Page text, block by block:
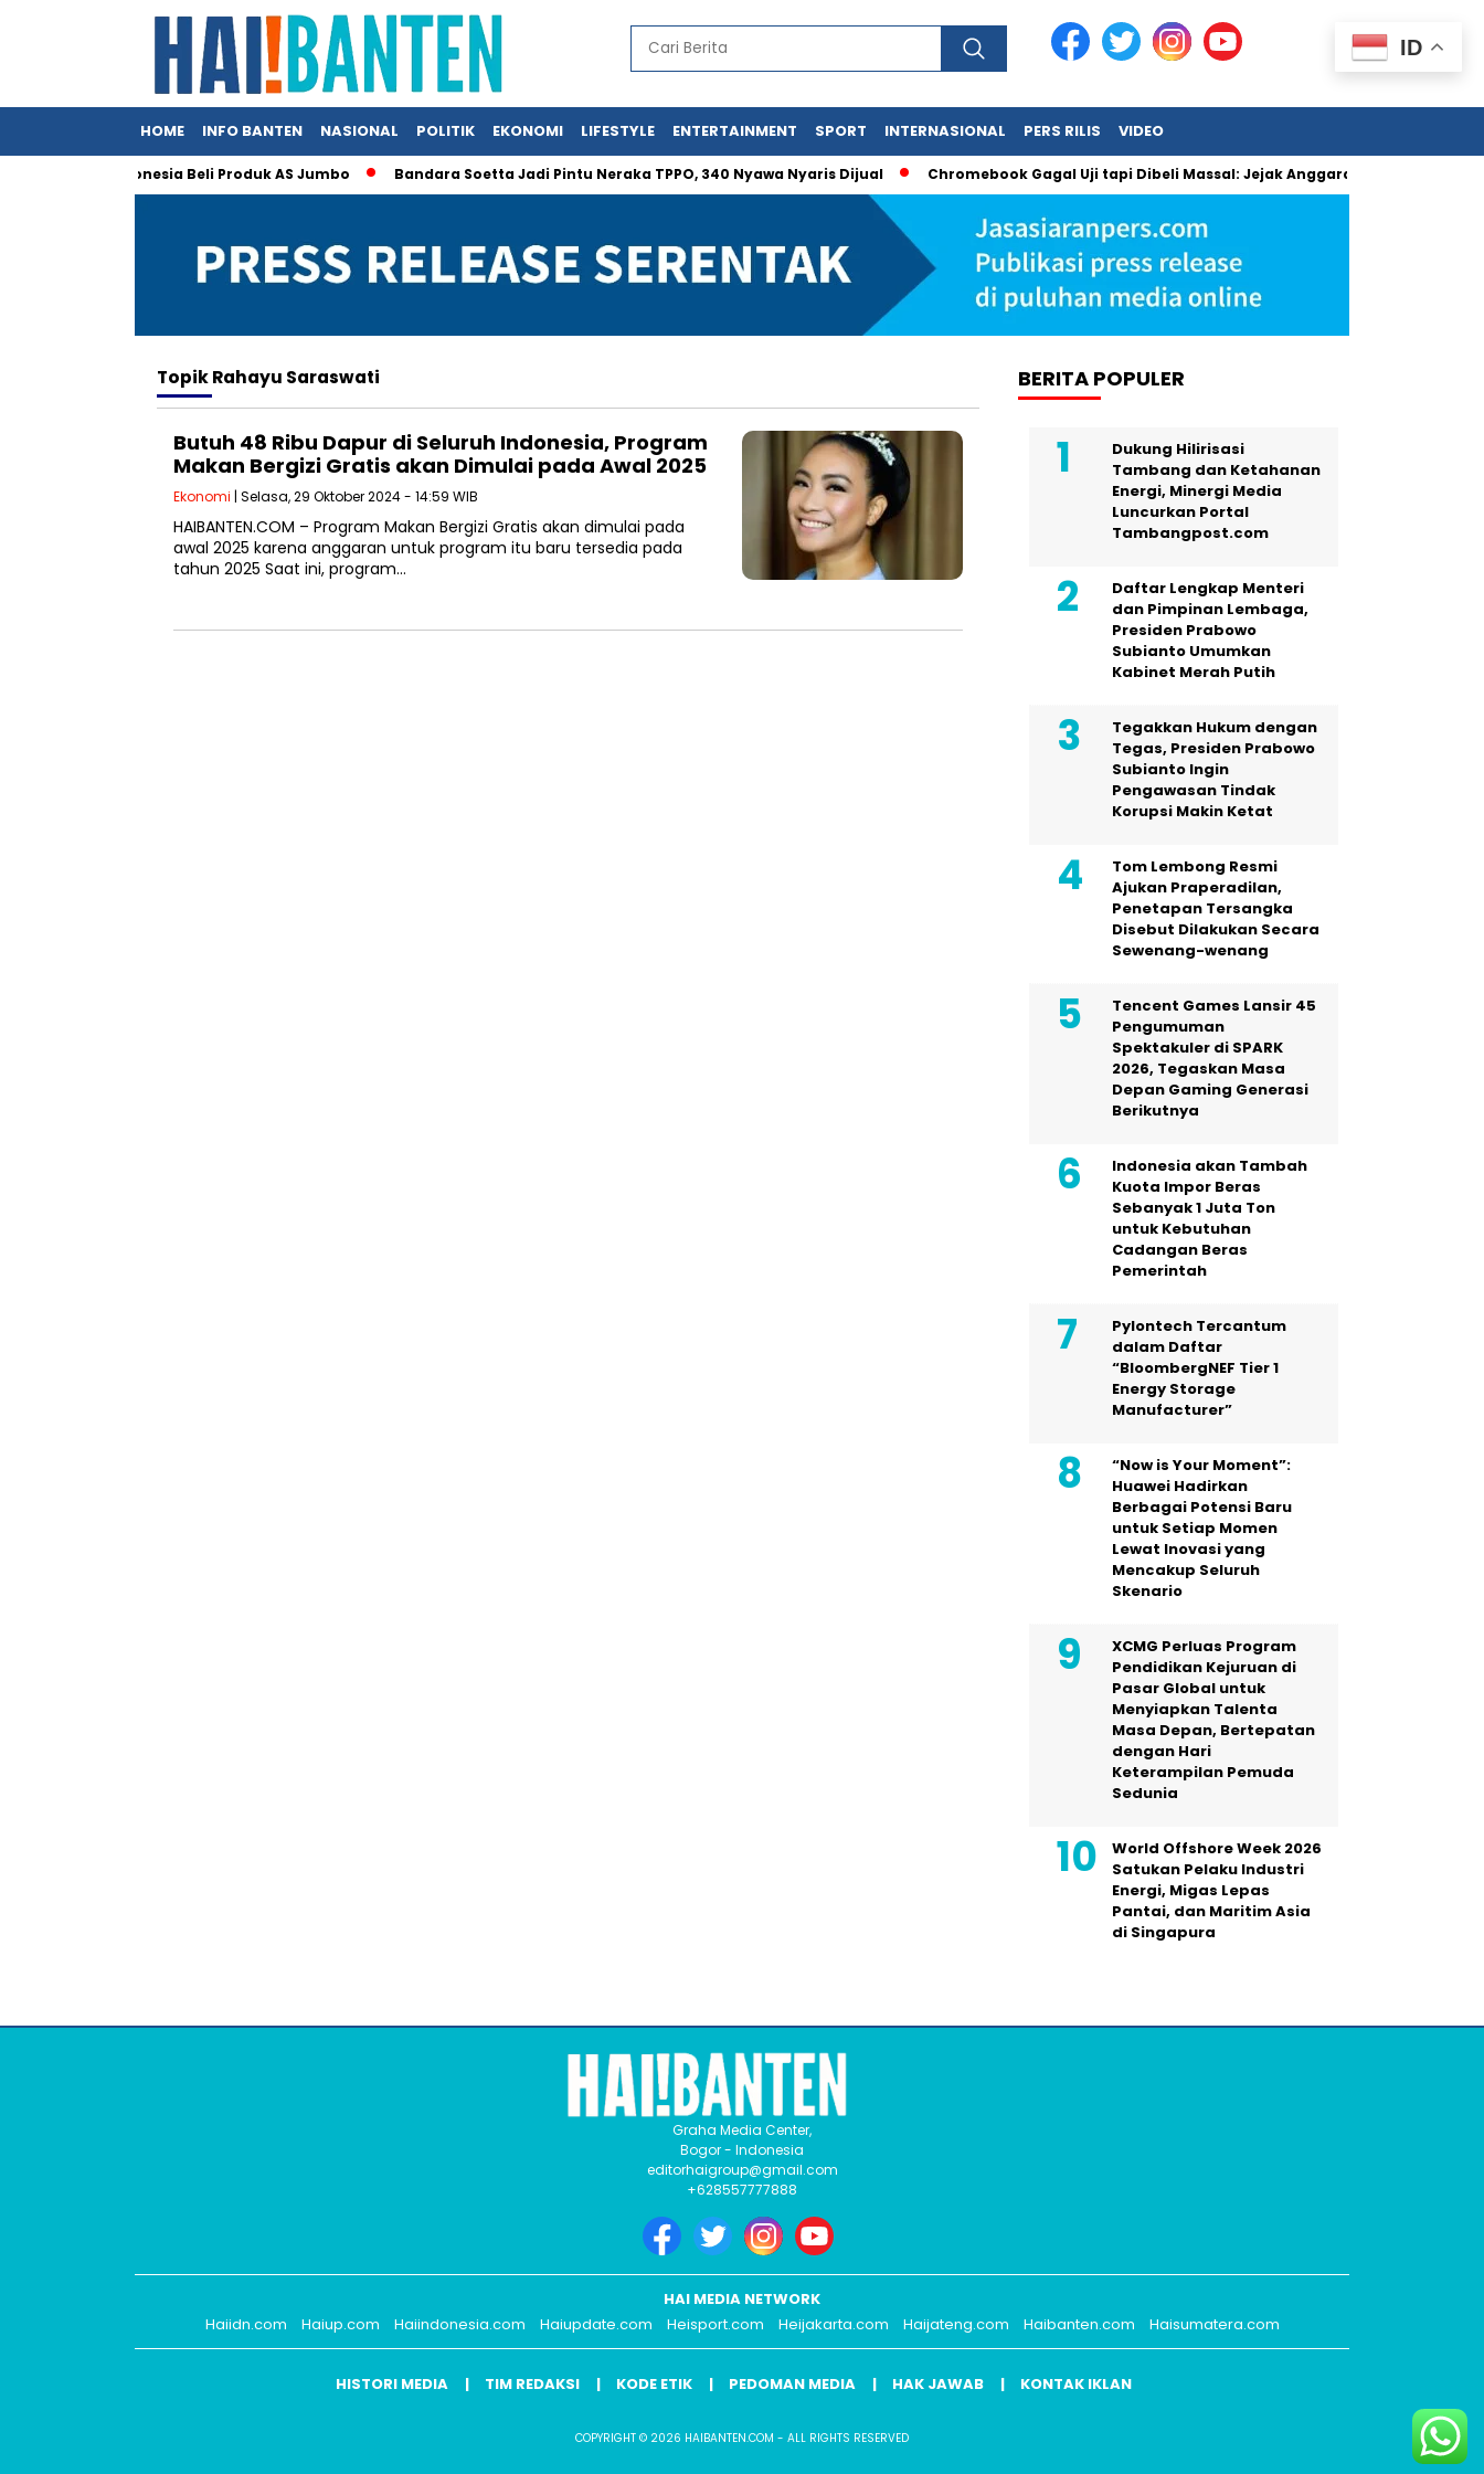
HOME INFO BANTEN NASIONAL POLITIK EKONOMI LIFESTYLE ENTERTAINMENT SPORT INTERNASIONAL PERS RILIS VIDEO
Klaim Indonesia Beli Produk AS Jumbo Bandara Soetta Jadi Pintu Neraka TPPO, 340 Nyawa Nyaris Dijual Chromebook Gagal Uji tapi Dibeli Massal: Jejak Anggaran Jumbo dan
TopikRahayu Saraswati
Butuh 48 Ribu Dapur di Seluruh Indonesia, Program
Makan Bergizi Gratis akan Dimulai pada Awal 2025
Ekonomi | Selasa, 29 Oktober 2024 - 14:59 WIB
HAIBANTEN.COM – Program Makan Bergizi Gratis akan dimulai pada
awal 2025 karena anggaran untuk program itu baru tersedia pada
tahun 2025 Saat ini, program…
BERITA POPULER
Dukung Hilirisasi
Tambang dan Ketahanan
Energi, Minergi Media
Luncurkan Portal
Tambangpost.com
Daftar Lengkap Menteri
dan Pimpinan Lembaga,
Presiden Prabowo
Subianto Umumkan
Kabinet Merah Putih
Tegakkan Hukum dengan
Tegas, Presiden Prabowo
Subianto Ingin
Pengawasan Tindak
Korupsi Makin Ketat
Tom Lembong Resmi
Ajukan Praperadilan,
Penetapan Tersangka
Disebut Dilakukan Secara
Sewenang-wenang
Tencent Games Lansir 45
Pengumuman
Spektakuler di SPARK
2026, Tegaskan Masa
Depan Gaming Generasi
Berikutnya
Indonesia akan Tambah
Kuota Impor Beras
Sebanyak 1 Juta Ton
untuk Kebutuhan
Cadangan Beras
Pemerintah
Pylontech Tercantum
dalam Daftar
“BloombergNEF Tier 1
Energy Storage
Manufacturer”
“Now is Your Moment”:
Huawei Hadirkan
Berbagai Potensi Baru
untuk Setiap Momen
Lewat Inovasi yang
Mencakup Seluruh
Skenario
XCMG Perluas Program
Pendidikan Kejuruan di
Pasar Global untuk
Menyiapkan Talenta
Masa Depan, Bertepatan
dengan Hari
Keterampilan Pemuda
Sedunia
World Offshore Week 2026
Satukan Pelaku Industri
Energi, Migas Lepas
Pantai, dan Maritim Asia
di Singapura
ID
Graha Media Center,
Bogor - Indonesia
editorhaigroup@gmail.com
+628557777888
HAI MEDIA NETWORK
Haiidn.com
Haiup.com Haiindonesia.com Haiupdate.com Heisport.com Heijakarta.com Haijateng.com Haibanten.com Haisumatera.com
HISTORI MEDIA TIM REDAKSI KODE ETIK PEDOMAN MEDIA HAK JAWAB KONTAK IKLAN
COPYRIGHT © 2026 HAIBANTEN.COM - ALL RIGHTS RESERVED